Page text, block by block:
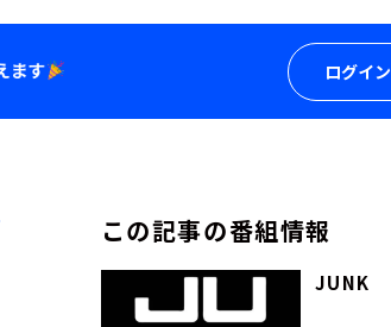
ログイン
この記事の番組情報
JUNK